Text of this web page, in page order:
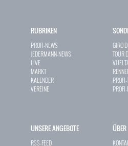
RUBRIKEN
PROFI-NEWS
JEDERMANN-NEWS
LIVE
MARKT
KALENDER
VEREINE
GIRO
TOUR
UNSERE ANGEBOTE
RSS-FEED